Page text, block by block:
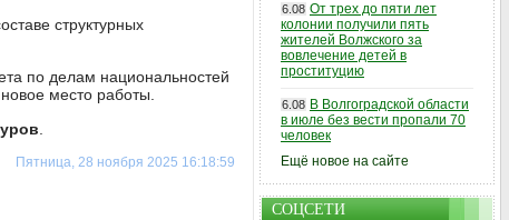
структурных
по делам национальностей
место работы.
Пятница, 28 ноября 2025 16:18:59
6.08 От трех до пяти лет
колонии получили пять
жителей Волжского за
вовлечение детей в
проституцию
6.08 В Волгоградской области
в июле без вести пропали 70
человек
Ещё новое на сайте
СОЦСЕТИ